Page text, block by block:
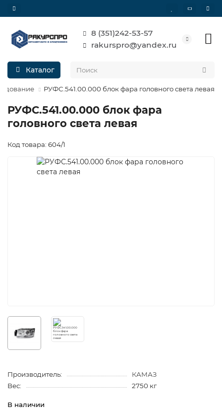
8 (351)242-53-57
rakurspro@yandex.ru
Каталог
РУФС.541.00.000 блок фара головного света левая
РУФС.541.00.000 блок фара
головного света левая
Код товара: 604/1
Производитель:
КАМАЗ
Вес:
2750 кг
В наличии